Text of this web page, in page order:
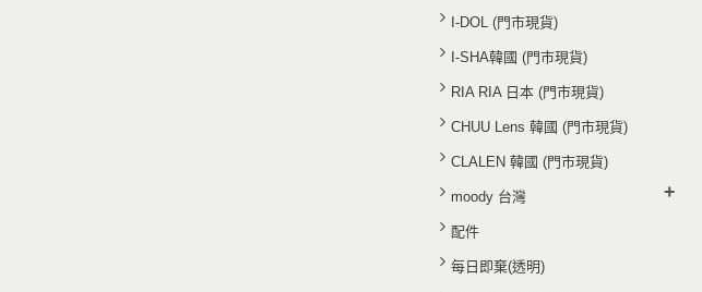
I-DOL (門市現貨)
I-SHA韓國 (門市現貨)
RIA RIA 日本 (門市現貨)
CHUU Lens 韓國 (門市現貨)
CLALEN 韓國 (門市現貨)
moody 台灣 +
配件
每日即棄(透明)